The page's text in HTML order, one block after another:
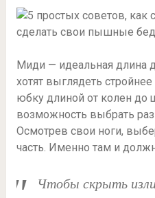
Миди — идеальная длина
хотят выглядеть
юбку длиной от колен до
возможность выбрать
Осмотрев свои ноги,
часть. Именно там и
Чтобы скрыть